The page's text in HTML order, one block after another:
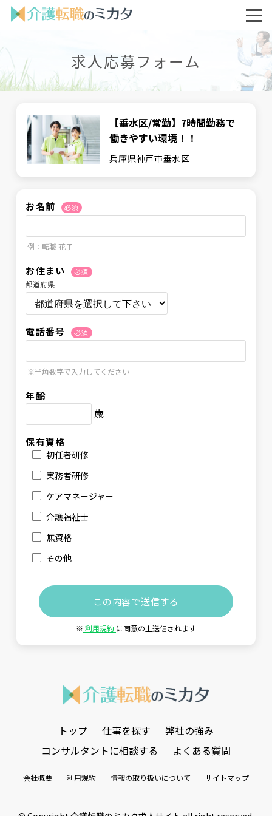
求人応募フォーム
【垂水区/常勤】7時間勤務で
働きやすい環境！！
兵庫県神戸市垂水区
お名前 必須
例：転職 花子
お住まい 必須
都道府県
電話番号 必須
※半角数字で入力してください
年齢
歳
保有資格
初任者研修
実務者研修
ケアマネージャー
介護福祉士
無資格
その他
※ 利用規約 に同意の上送信されます
トップ 仕事を探す
弊社の強み
コンサルタントに相談する
よくある質問
会社概要 利用規約 情報の取り扱いについて サイトマップ